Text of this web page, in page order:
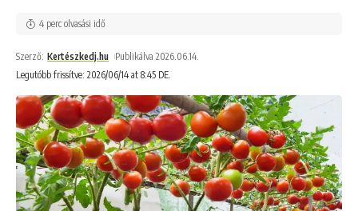
Legutóbb frissítve: 2026/06/14 at 8:45 DE.
Szerző: Kertészkedj.hu Publikálva 2026.06.14.
4 perc olvasási idő